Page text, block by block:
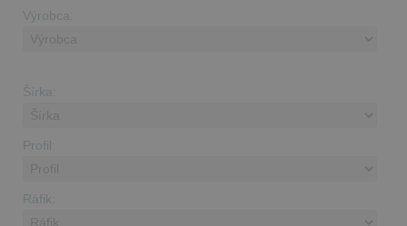
Výrobca:
Šírka:
Profil:
Ráfik: